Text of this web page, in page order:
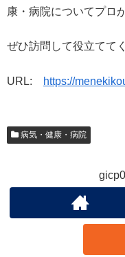
康・病院についてプロ
ぜひ訪問して役立てて
URL: https://
病気・健康・病院